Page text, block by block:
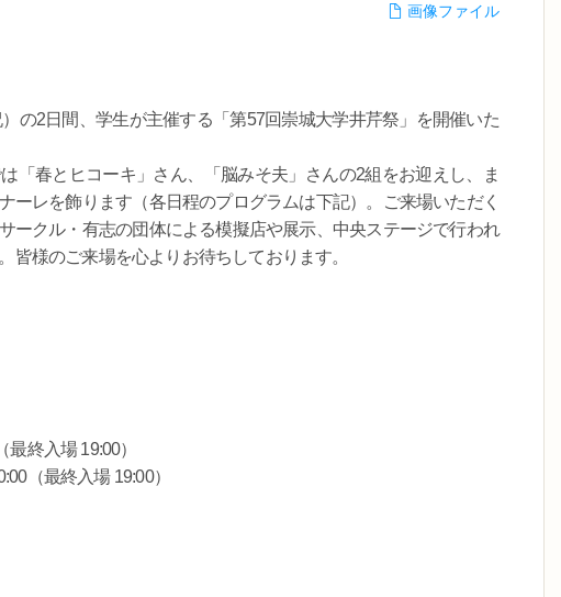
画像ファイル
の2日間、学生が主催する「第57回崇城大学井芹祭」を開催いた
「春とヒコーキ」さん、「脳みそ夫」さんの2組をお迎えし、ま
ーレを飾ります（各日程のプログラムは下記）。ご来場いただく
ークル・有志の団体による模擬店や展示、中央ステージで行われ
皆様のご来場を心よりお待ちしております。
終入場 19:00）
（最終入場 19:00）